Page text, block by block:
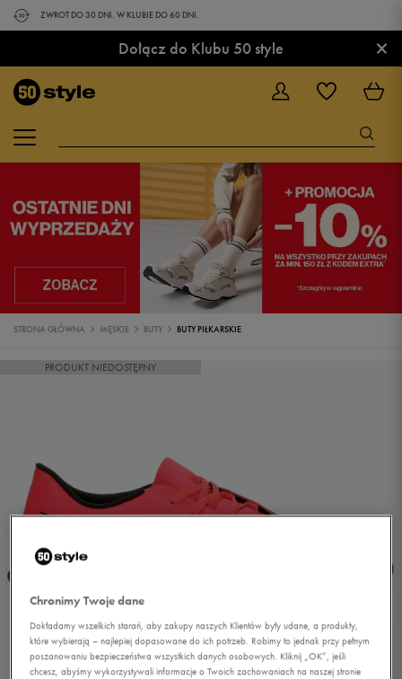
ZWROT DO 30 DNI. W KLUBIE DO 60 DNI.
Dołącz do Klubu 50 style ×
STRONA GŁÓWNA MĘSKIE BUTY BUTY PIŁKARSKIE
PRODUKT NIEDOSTĘPNY
Chronimy Twoje dane
Dokładamy wszelkich starań, aby zakupy naszych Klientów były udane, a produkty,
które wybierają – najlepiej dopasowane do ich potrzeb. Robimy to jednak przy pełnym
poszanowaniu bezpieczeństwa wszystkich danych osobowych. Kliknij „OK”, jeśli
chcesz, abyśmy wykorzystywali informacje o Twoich zachowaniach na naszej stronie